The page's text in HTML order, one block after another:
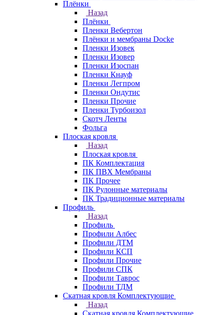
Плёнки
Назад
Плёнки
Пленки Вебертон
Плёнки и мембраны Docke
Пленки Изовек
Пленки Изовер
Пленки Изоспан
Пленки Кнауф
Пленки Легпром
Пленки Ондутис
Пленки Прочие
Пленки Турбоизол
Скотч Ленты
Фольга
Плоская кровля
Назад
Плоская кровля
ПК Комплектация
ПК ПВХ Мембраны
ПК Прочее
ПК Рулонные материалы
ПК Традиционные материалы
Профиль
Назад
Профиль
Профили Албес
Профили ДТМ
Профили КСП
Профили Прочие
Профили СПК
Профили Таврос
Профили ТДМ
Скатная кровля Комплектующие
Назад
Скатная кровля Комплектующие